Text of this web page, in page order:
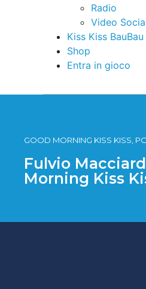
Radio
Video
Kiss Kiss BauBau
Shop
Entra in gioco
GOOD MORNING KISS KISS,
Fulvio
Morning Kiss